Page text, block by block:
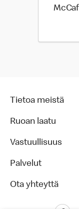
Tietoa meistä
Ruoan laatu
Vastuullisuus
Palvelut
Ota yhteyttä